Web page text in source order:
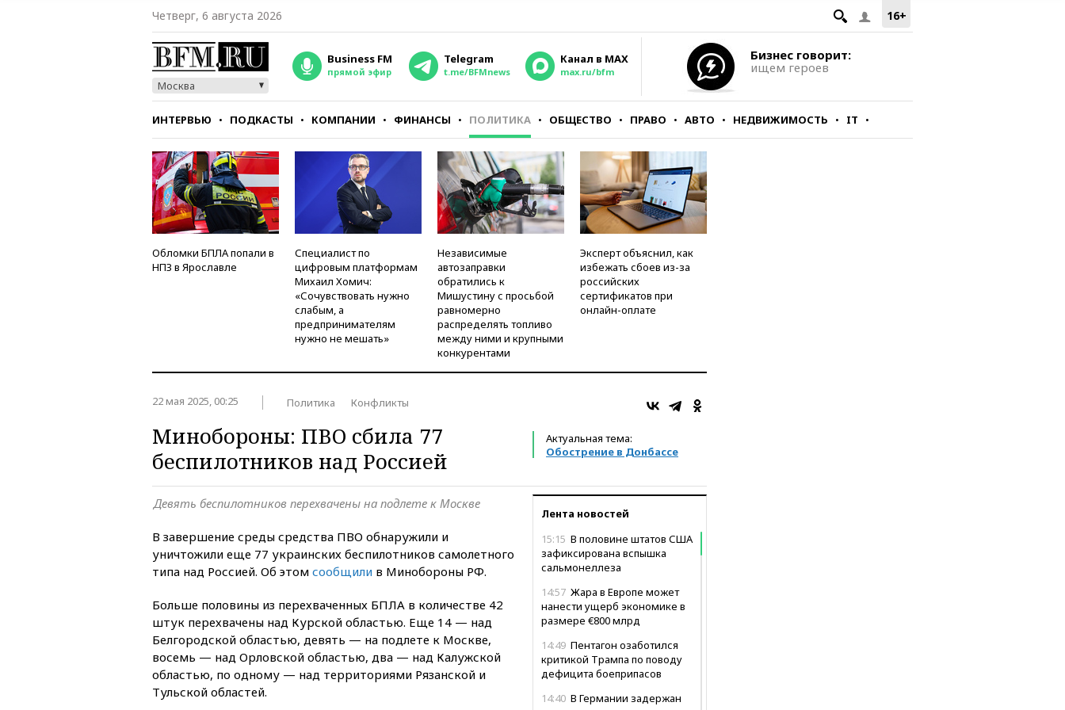
16+
Четверг, 6 августа 2026
Москва
Business FM
прямой эфир
Telegram
t.me/BFMnews
Канал в MAX
max.ru/bfm
Бизнес говорит:
ищем героев
ИНТЕРВЬЮ ПОДКАСТЫ КОМПАНИИ ФИНАНСЫ ПОЛИТИКА ОБЩЕСТВО ПРАВО АВТО НЕДВИЖИМОСТЬ IT
СТИЛЬ ТЕСТЫ
Обломки БПЛА попали в
НПЗ в Ярославле
Специалист по
цифровым платформам
Михаил Хомич:
«Сочувствовать нужно
слабым, а
предпринимателям
нужно не мешать»
Независимые
автозаправки
обратились к
Мишустину с просьбой
равномерно
распределять топливо
между ними и крупными
конкурентами
Эксперт объяснил, как
избежать сбоев из-за
российских
сертификатов при
онлайн-оплате
22 мая 2025, 00:25 Политика Конфликты
Актуальная тема:
Обострение в Донбассе
Минобороны: ПВО сбила 77
беспилотников над Россией
Лента новостей
15:15 В половине штатов США
зафиксирована вспышка
сальмонеллеза
14:57 Жара в Европе может
нанести ущерб экономике в
размере €800 млрд
14:49 Пентагон озаботился
критикой Трампа по поводу
дефицита боеприпасов
14:40 В Германии задержан
Девять беспилотников перехвачены на подлете к Москве
В завершение среды средства ПВО обнаружили и
уничтожили еще 77 украинских беспилотников самолетного
типа над Россией. Об этом сообщили в Минобороны РФ.
Больше половины из перехваченных БПЛА в количестве 42
штук перехвачены над Курской областью. Еще 14 — над
Белгородской областью, девять — на подлете к Москве,
восемь — над Орловской областью, два — над Калужской
областью, по одному — над территориями Рязанской и
Тульской областей.